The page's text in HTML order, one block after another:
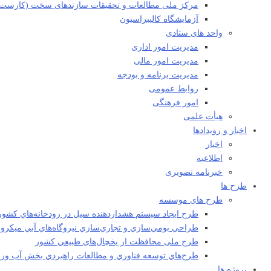
مرکز ملی مطالعات و تحقیقات سازندهای سخت
آزمایشگاه کالیبراسیون
واحد های ستادی
مدیریت امور اداری
مدیریت امور مالی
مدیریت برنامه و بودجه
روابط عمومی
امور فرهنگی
هیأت علمی​
اخبار و رویدادها
اخبار
اطلاعیه
خبرنامه تصویری
طرح ها
طرح های موسسه
طرح ايجاد سيستم هشداردهنده سيل در رودخانه‌هاي كشور
طراحي بومي‌سازي و تجاري‌سازي نيروگاه‌هاي آبي ميکرو
طرح ملی محافظت از يخچال‌های طبيعي كشور
طرح‌هاي توسعه فناوري و مطالعات راهبردي بخش آب